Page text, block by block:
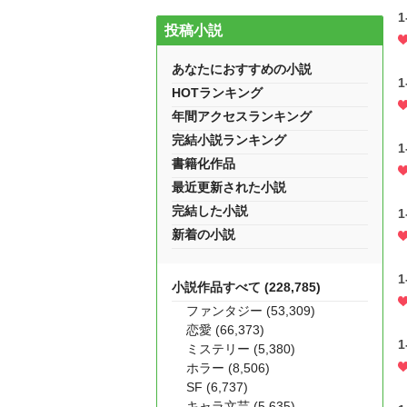
投稿小説
あなたにおすすめの小説
HOTランキング
年間アクセスランキング
完結小説ランキング
書籍化作品
最近更新された小説
完結した小説
新着の小説
小説作品すべて (228,785)
ファンタジー (53,309)
恋愛 (66,373)
ミステリー (5,380)
ホラー (8,506)
SF (6,737)